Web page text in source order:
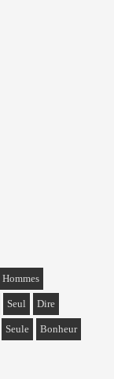
Hommes
Seul Dire
Seule Bonheur